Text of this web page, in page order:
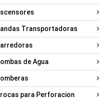
Transportadoras
de Agua
para Perforacion